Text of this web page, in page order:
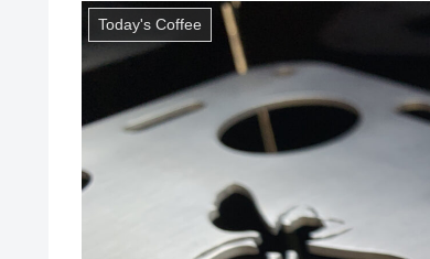
Today's Coffee